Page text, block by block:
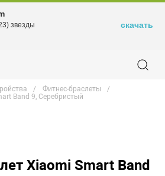
Фитнес-браслеты
Band 9, Серебристый
Xiaomi Smart Band
звезды
скачать